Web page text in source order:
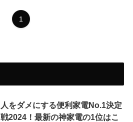
1
人をダメにする便利家電No.1決定
戦2024！最新の神家電の1位はこ